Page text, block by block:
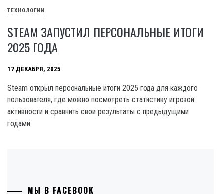
ТЕХНОЛОГИИ
STEAM ЗАПУСТИЛ ПЕРСОНАЛЬНЫЕ ИТОГИ
2025 ГОДА
17 ДЕКАБРЯ, 2025
Steam открыл персональные итоги 2025 года для каждого
пользователя, где можно посмотреть статистику игровой
активности и сравнить свои результаты с предыдущими
годами.
МЫ В FACEBOOK